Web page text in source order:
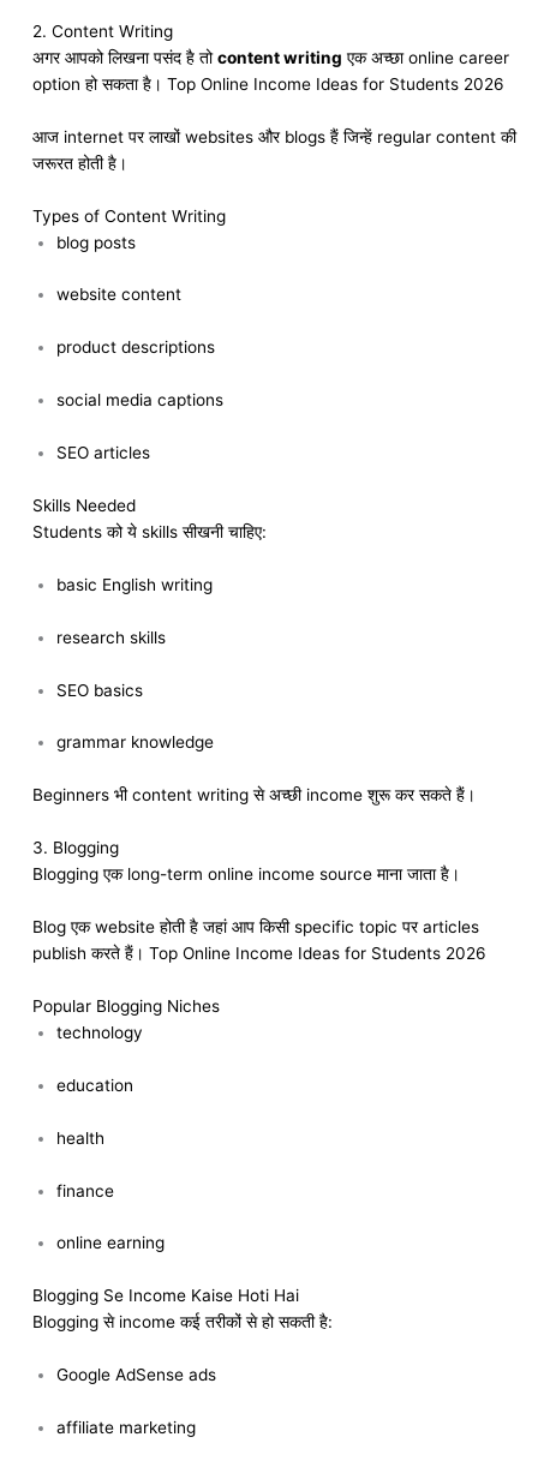
2. Content Writing
अगर आपको लिखना पसंद है तोcontent writing एक अच्छा online career
option हो सकता है। Top Online Income Ideas for Students 2026
आज internet पर लाखों websites और blogs हैं जिन्हें regular content की
जरूरत होती है।
Types of Content Writing
blog posts
website content
product descriptions
social media captions
SEO articles
Skills Needed
Students को ये skills सीखनी चाहिए:
basic English writing
research skills
SEO basics
grammar knowledge
Beginners भी content writing से अच्छी income शुरू कर सकते हैं।
3. Blogging
Blogging एक long-term online income source माना जाता है।
Blog एक website होती है जहां आप किसी specific topic पर articles
publish करते हैं। Top Online Income Ideas for Students 2026
Popular Blogging Niches
technology
education
health
finance
online earning
Blogging Se Income Kaise Hoti Hai
Blogging से income कई तरीकों से हो सकती है:
Google AdSense ads
affiliate marketing